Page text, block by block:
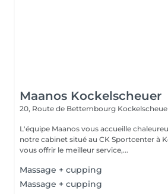
Maanos Kockelscheuer
20, Route de Bettembourg
L'équipe Maanos vous accueille
notre cabinet situé au CK Sportcenter à
vous offrir le meilleur service,...
Massage + cupping
Massage + cupping